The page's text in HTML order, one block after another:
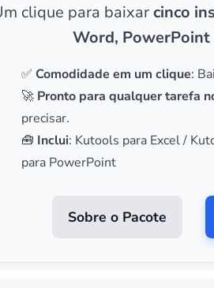
clique para baixarcinco
Word, PowerPoint
✅ Comodidade em um clique:
🚀 Pronto para qualquer tarefa
precisar.
🧰 Inclui: Kutools para Excel /
para PowerPoint
Sobre o Pacote